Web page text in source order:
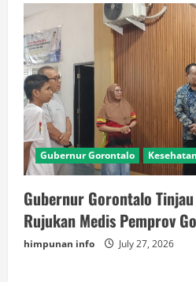
Gubernur Gorontalo Kesehatan
Gubernur Gorontalo
Rujukan Medis Pemprov
himpunan info July 27, 2026